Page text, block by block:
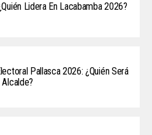
Lidera En Lacabamba 2026?
Pallasca 2026: ¿Quién Será